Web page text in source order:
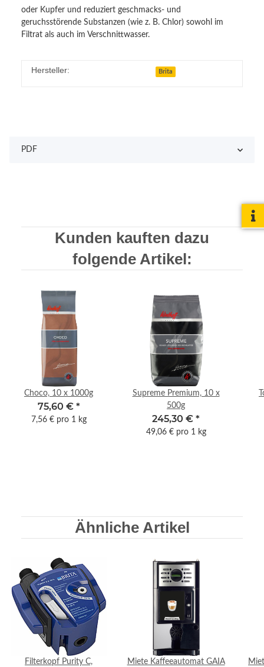
oder Kupfer und reduziert geschmacks- und
geruchsstörende Substanzen (wie z. B. Chlor) sowohl im
Filtrat als auch im Verschnittwasser.
Hersteller: Brita
PDF
Kunden kauften dazu
folgende Artikel:
Choco, 10 x 1000g
75,60 € *
7,56 € pro 1 kg
Supreme Premium, 10 x
500g
245,30 € *
49,06 € pro 1 kg
Ähnliche Artikel
Filterkopf Purity C,
Miete Kaffeeautomat GAIA